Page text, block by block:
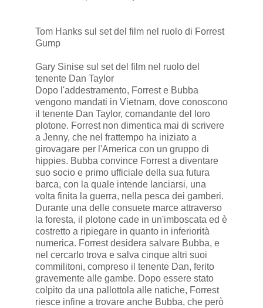
Tom Hanks sul set del film nel ruolo di Forrest
Gump
Gary Sinise sul set del film nel ruolo del
tenente Dan Taylor
Dopo l'addestramento, Forrest e Bubba
vengono mandati in Vietnam, dove conoscono
il tenente Dan Taylor, comandante del loro
plotone. Forrest non dimentica mai di scrivere
a Jenny, che nel frattempo ha iniziato a
girovagare per l'America con un gruppo di
hippies. Bubba convince Forrest a diventare
suo socio e primo ufficiale della sua futura
barca, con la quale intende lanciarsi, una
volta finita la guerra, nella pesca dei gamberi.
Durante una delle consuete marce attraverso
la foresta, il plotone cade in un'imboscata ed è
costretto a ripiegare in quanto in inferiorità
numerica. Forrest desidera salvare Bubba, e
nel cercarlo trova e salva cinque altri suoi
commilitoni, compreso il tenente Dan, ferito
gravemente alle gambe. Dopo essere stato
colpito da una pallottola alle natiche, Forrest
riesce infine a trovare anche Bubba, che però